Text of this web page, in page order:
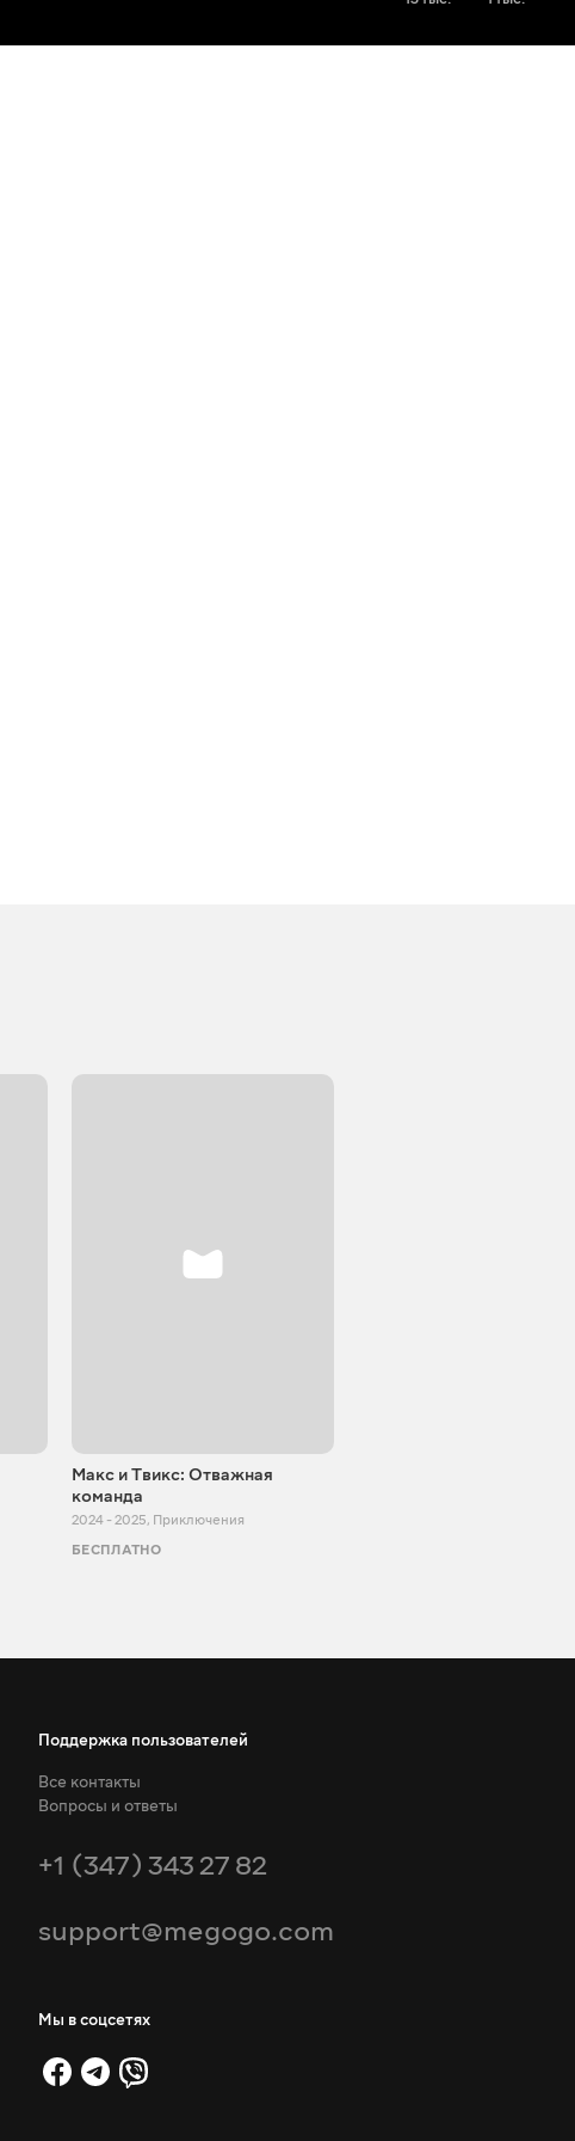
Макс и Твикс: Отважная
команда
2024 - 2025, Приключения
БЕСПЛАТНО
Поддержка пользователей
Все контакты
Вопросы и ответы
+1 (347) 343 27 82
support@megogo.com
Мы в соцсетях